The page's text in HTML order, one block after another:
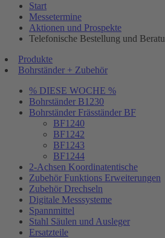
Start
Messetermine
Aktionen und Prospekte
Telefonische Bestellung und
Produkte
Bohrständer + Zubehör
% DIESE WOCHE %
Bohrständer B1230
Bohrständer Fräsständer BF
BF1240
BF1242
BF1243
BF1244
2-Achsen Koordinatentische
Zubehör Funktions Erweiterungen
Zubehör Drechseln
Digitale Messsysteme
Spannmittel
Stahl Säulen und Ausleger
Ersatzteile